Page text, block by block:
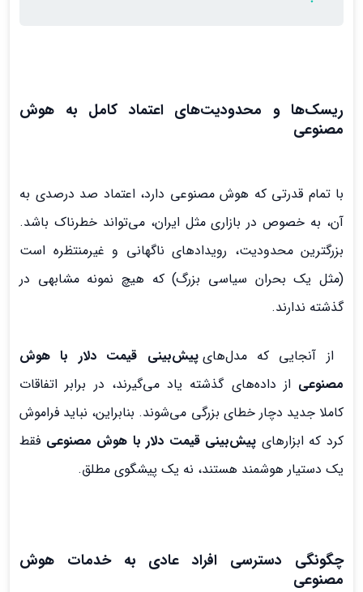
ریسک‌ها و محدودیت‌های اعتماد کامل به هوش
مصنوعی
با تمام قدرتی که هوش مصنوعی دارد، اعتماد صد درصدی به
آن، به خصوص در بازاری مثل ایران، می‌تواند خطرناک باشد.
بزرگترین محدودیت، رویدادهای ناگهانی و غیرمنتظره است
(مثل یک بحران سیاسی بزرگ) که هیچ نمونه مشابهی در
گذشته ندارند.
از آنجایی که مدل‌های پیش‌بینی قیمت دلار با هوش
مصنوعی از داده‌های گذشته یاد می‌گیرند، در برابر اتفاقات
کاملا جدید دچار خطای بزرگی می‌شوند. بنابراین، نباید فراموش
کرد که ابزارهای پیش‌بینی قیمت دلار با هوش مصنوعی فقط
یک دستیار هوشمند هستند، نه یک پیشگوی مطلق.
چگونگی دسترسی افراد عادی به خدمات هوش
مصنوعی